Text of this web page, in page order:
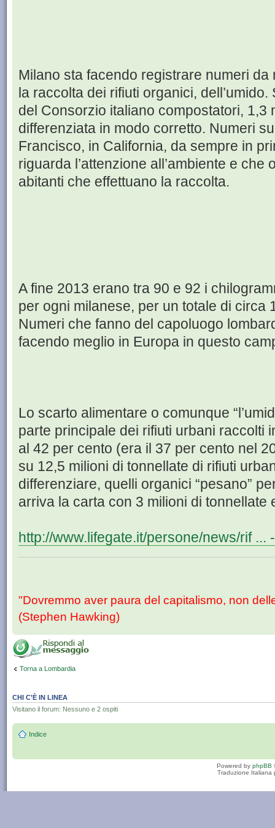
Milano sta facendo registrare numeri
la raccolta dei rifiuti organici, dell’umido.
del Consorzio italiano compostatori, 1,3
differenziata in modo corretto. Numeri
Francisco, in California, da sempre in
riguarda l’attenzione all’ambiente e che
abitanti che effettuano la raccolta.
A fine 2013 erano tra 90 e 92 i
per ogni milanese, per un totale di circa
Numeri che fanno del capoluogo
facendo meglio in Europa in questo
Lo scarto alimentare o comunque
parte principale dei rifiuti urbani raccolti
al 42 per cento (era il 37 per cento nel
su 12,5 milioni di tonnellate di rifiuti
differenziare, quelli organici “pesano”
arriva la carta con 3 milioni di tonnellate
http://www.lifegate.it/persone/news/rif ...
"Dovremmo aver paura del capitalismo, non
(Stephen Hawking)
Torna a Lombardia
CHI C’È IN LINEA
Visitano il forum: Nessuno e 2 ospiti
Indice
Powered by phpBB
Traduzione Italiana